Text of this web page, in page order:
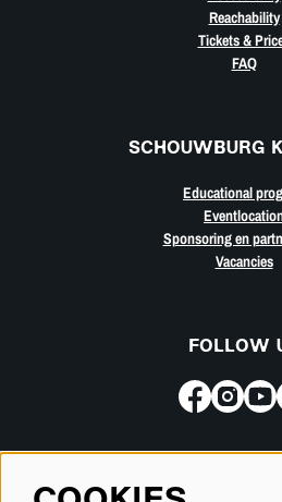
Reachability
Tickets &
FAQ
SCHOUWBURG
Educational
Sponsoring en
Vacancies
FOLLOW
Subscribe for our